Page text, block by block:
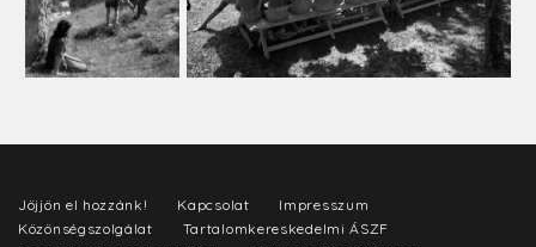
Jöjjön el hozzánk! Kapcsolat
Impresszum
Közönségszolgálat
Tartalomkereskedelmi ÁSZF